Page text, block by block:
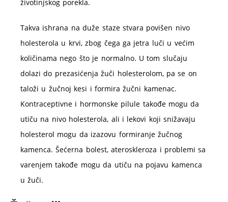
životinjskog porekla.
Takva ishrana na duže staze stvara povišen nivo
holesterola u krvi, zbog čega ga jetra luči u većim
količinama nego što je normalno. U tom slučaju
dolazi do prezasićenja žuči holesterolom, pa se on
taloži u žučnoj kesi i formira žučni kamenac.
Kontraceptivne i hormonske pilule takođe mogu da
utiču na nivo holesterola, ali i lekovi koji snižavaju
holesterol mogu da izazovu formiranje žučnog
kamenca. Šećerna bolest, ateroskleroza i problemi sa
varenjem takođe mogu da utiču na pojavu kamenca
u žuči.